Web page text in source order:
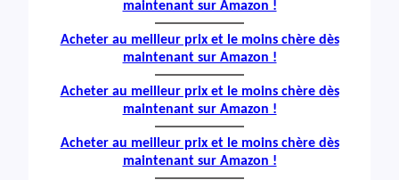
maintenant sur Amazon !
Acheter au meilleur prix et le moins chère dès
maintenant sur Amazon !
Acheter au meilleur prix et le moins chère dès
maintenant sur Amazon !
Acheter au meilleur prix et le moins chère dès
maintenant sur Amazon !